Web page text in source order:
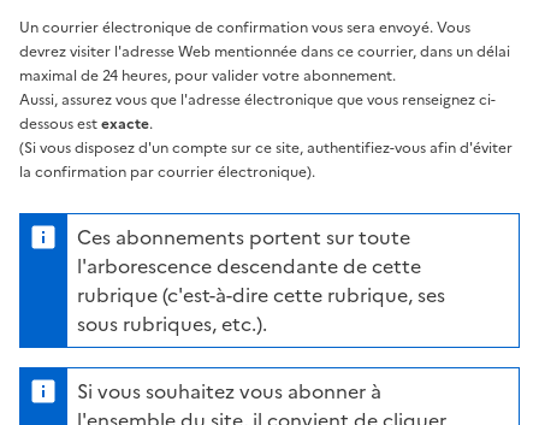
Un courrier électronique de confirmation vous sera envoyé. Vous
devrez visiter l'adresse Web mentionnée dans ce courrier, dans un délai
maximal de 24 heures, pour valider votre abonnement.
Aussi, assurez vous que l'adresse électronique que vous renseignez ci-
dessous estexacte.
(Si vous disposez d'un compte sur ce site, authentifiez-vous afin d'éviter
la confirmation par courrier électronique).
Ces abonnements portent sur toute
l'arborescence descendante de cette
rubrique (c'est-à-dire cette rubrique, ses
sous rubriques, etc.).
Si vous souhaitez vous abonner à